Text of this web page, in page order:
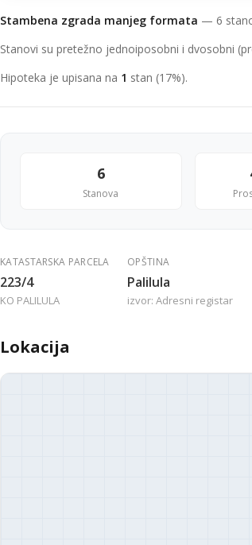
Stambena zgrada manjeg formata — 6
Stanovi su pretežno jednoiposobni i dvosobni
Hipoteka je upisana na 1 stan (17%).
6
Stanova
KATASTARSKA PARCELA
223/4
KO PALILULA
OPŠTINA
Palilula
izvor: Adresni registar
Lokacija